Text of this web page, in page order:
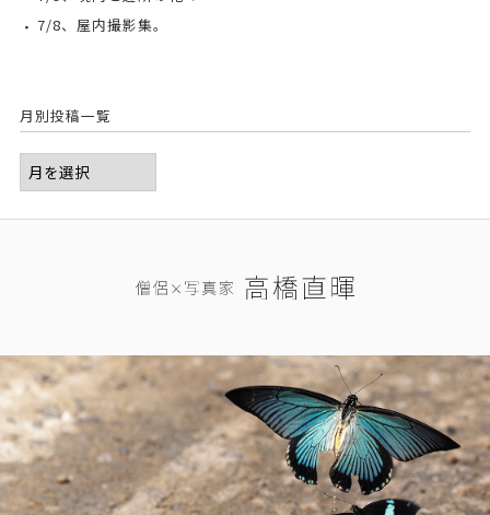
7/8、屋内撮影集。
月別投稿一覧